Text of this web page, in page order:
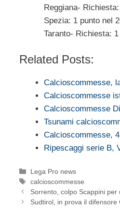
Reggiana-
Spezia: 1 punto nel
Taranto- Richiesta:
Related Posts:
Calcioscommesse,
Calcioscommesse
Calcioscommesse
Tsunami
Calcioscommesse,
Ripescaggi serie B,
Categorie
Lega Pro news
Tag
calcioscommesse
Sorrento, colpo Scappini per
Sudtirol, in prova il difensore